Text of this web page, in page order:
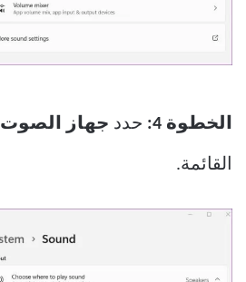
الخطوة 4: حدد جهاز الصوت
القائمة.